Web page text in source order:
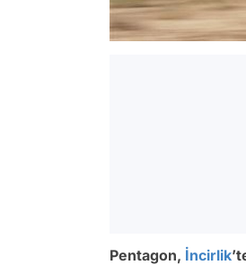
Pentagon, İncirlik